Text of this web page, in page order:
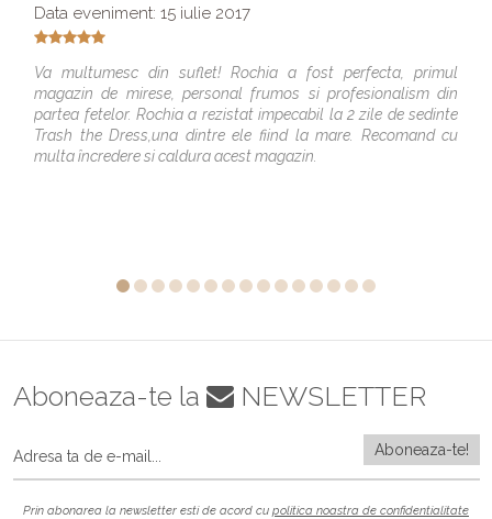
Data eveniment: 15 iulie 2017
Va multumesc din suflet! Rochia a fost perfecta, primul
magazin de mirese, personal frumos si profesionalism din
partea fetelor. Rochia a rezistat impecabil la 2 zile de sedinte
Trash the Dress,una dintre ele fiind la mare. Recomand cu
multa încredere si caldura acest magazin.
Aboneaza-te la NEWSLETTER
Prin abonarea la newsletter esti de acord cu politica noastra de confidentialitate